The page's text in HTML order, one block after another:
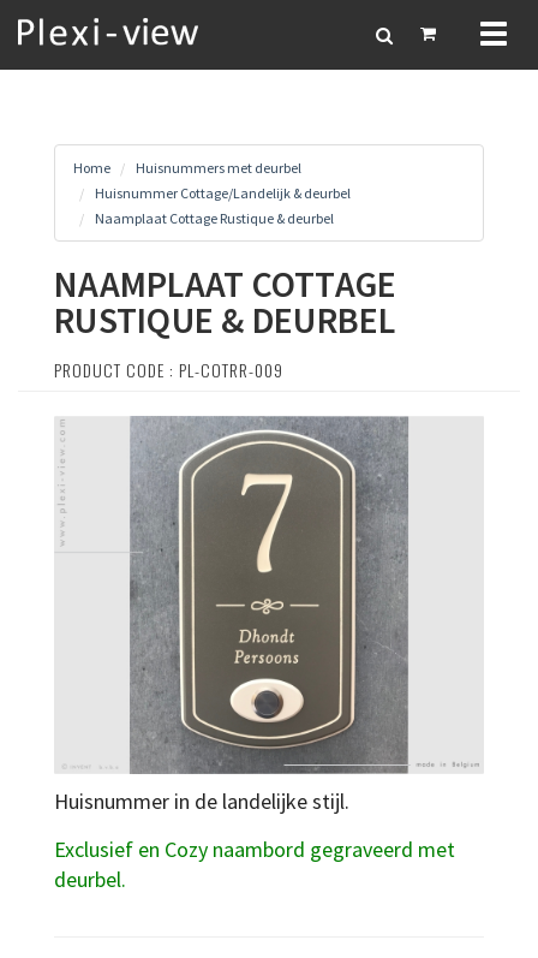
Home
Huisnummers met deurbel
Huisnummer Cottage/Landelijk & deurbel
Naamplaat Cottage Rustique & deurbel
NAAMPLAAT COTTAGE
RUSTIQUE & DEURBEL
PRODUCT CODE : PL-COTRR-009
Huisnummer in de landelijke stijl.
Exclusief en Cozy naambord gegraveerd met
deurbel.